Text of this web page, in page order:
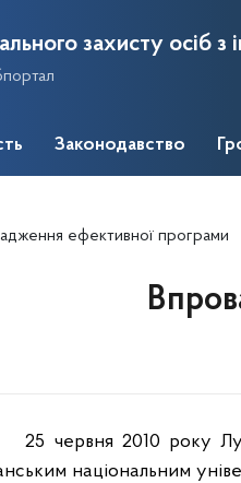
захисту осіб з
Законодавство
ефективної програми
25 червня 2010 року
національним